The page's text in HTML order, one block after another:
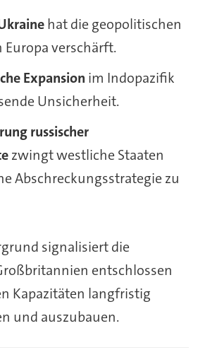
hat die geopolitischen
verschärft.
Expansion im Indopazifik
Unsicherheit.
russischer
zwingt westliche Staaten
Abschreckungsstrategie zu
signalisiert die
entschlossen
Kapazitäten langfristig
und auszubauen.